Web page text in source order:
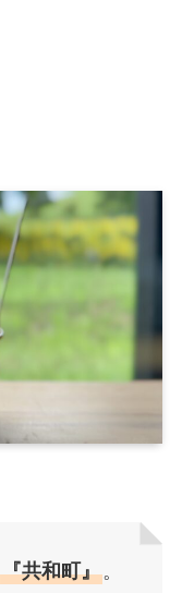
『共和町』。